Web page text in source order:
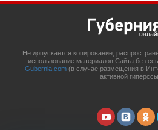
Не допускается копирование,
использование материалов Сайта без
Gubernia.com (в случае размещения в
активной